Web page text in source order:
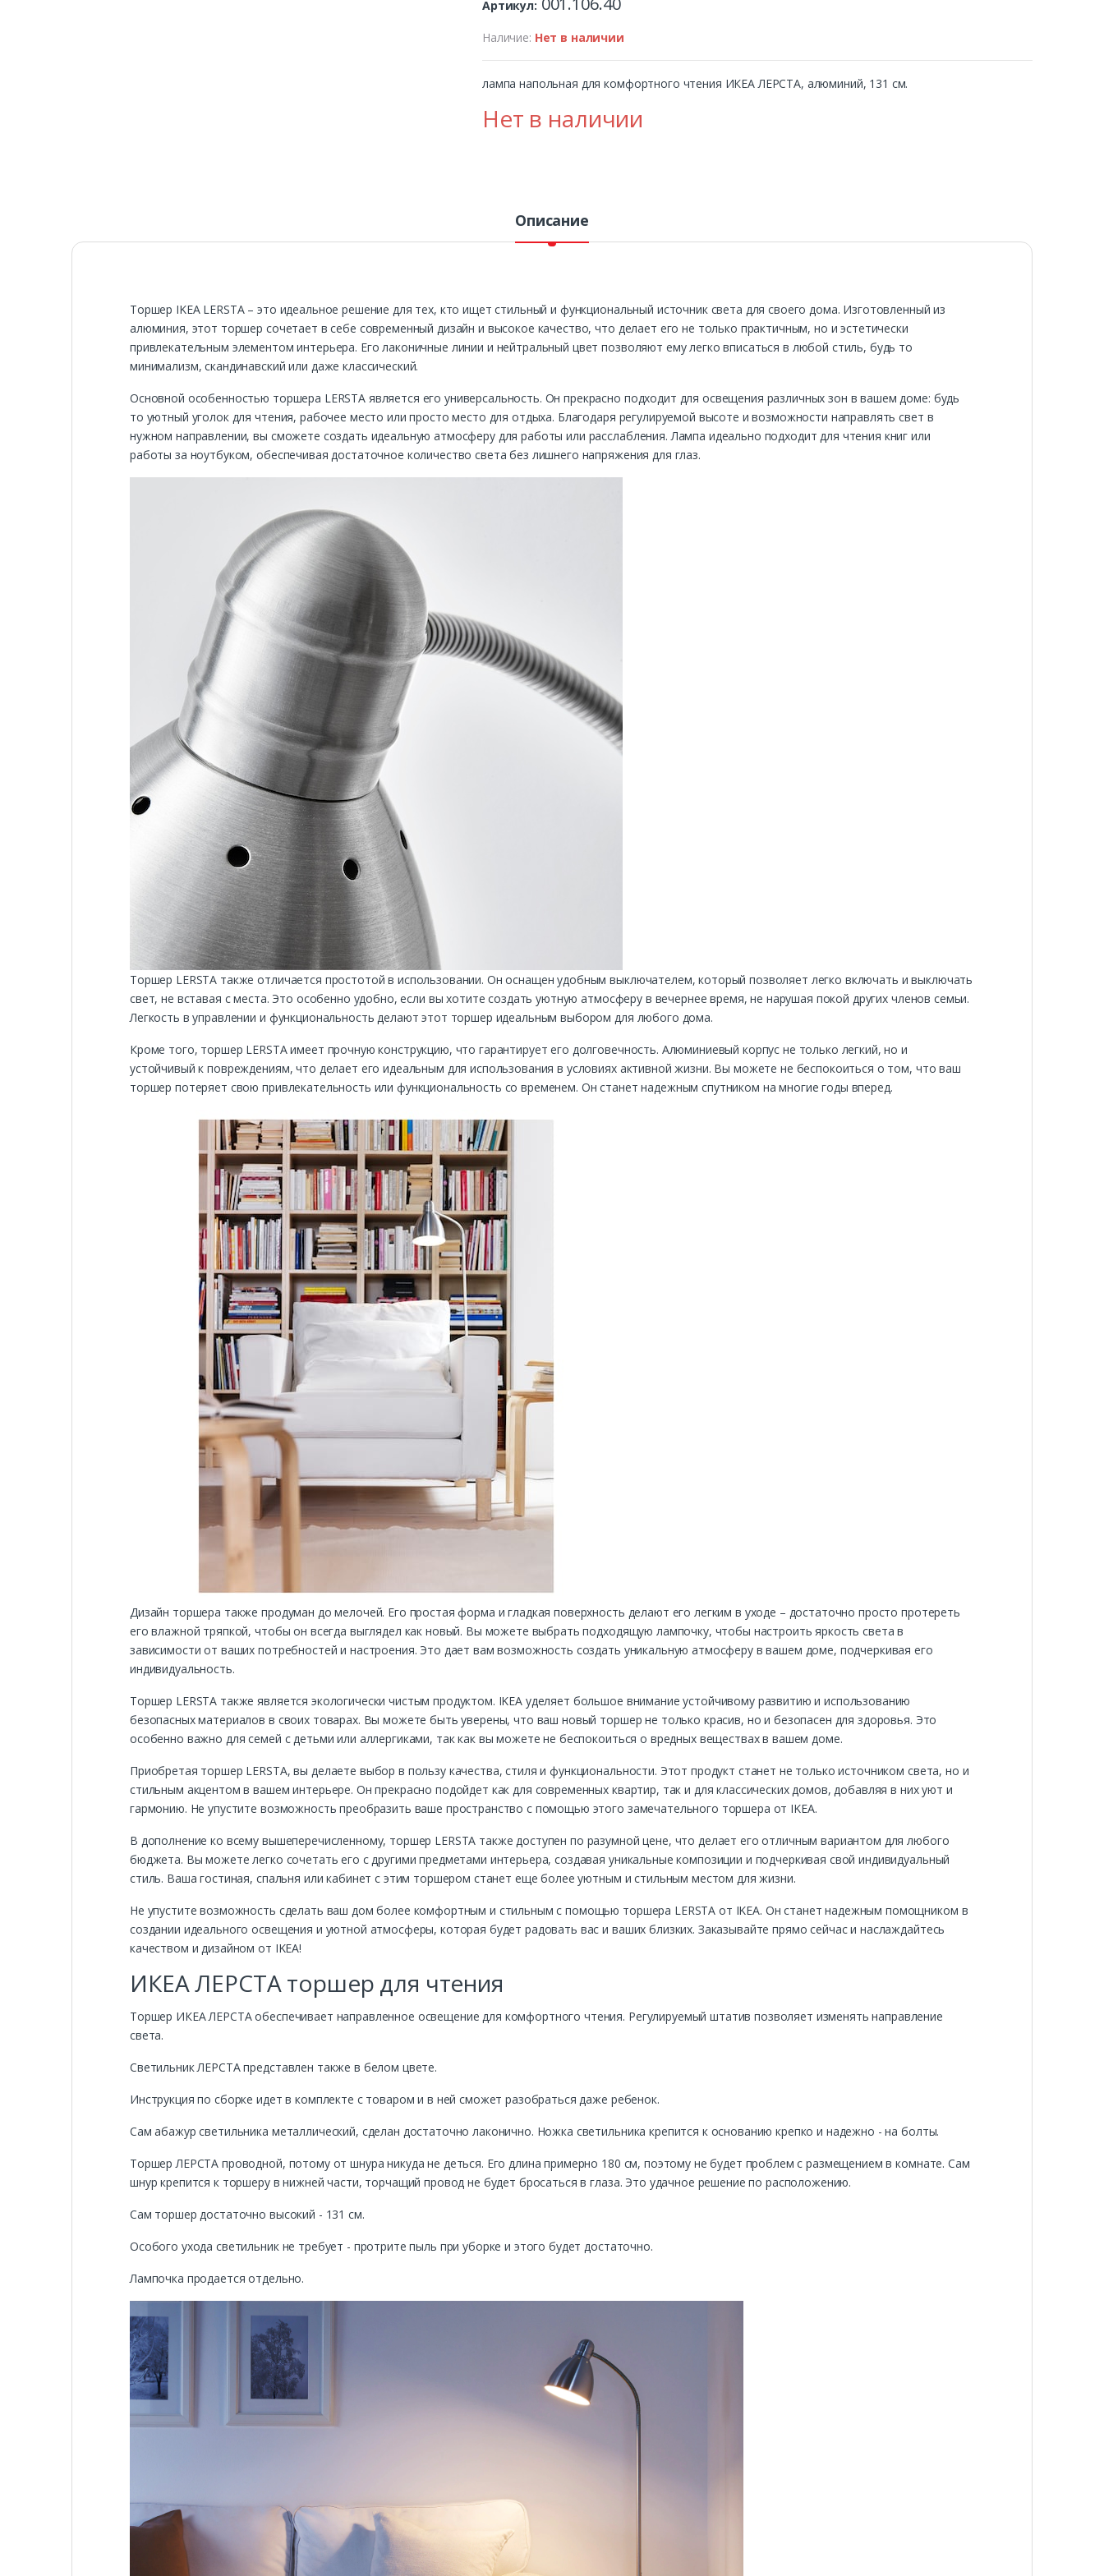
Артикул:
Наличие: Нет в наличии
лампа напольная для комфортного чтения ИКЕА ЛЕРСТА, алюминий, 131 см.
Нет в наличии
Описание
Торшер IKEA LERSTA – это идеальное решение для тех, кто ищет стильный и функциональный источник света для своего дома. Изготовленный из
алюминия, этот торшер сочетает в себе современный дизайн и высокое качество, что делает его не только практичным, но и эстетически
привлекательным элементом интерьера. Его лаконичные линии и нейтральный цвет позволяют ему легко вписаться в любой стиль, будь то
минимализм, скандинавский или даже классический.
Основной особенностью торшера LERSTA является его универсальность. Он прекрасно подходит для освещения различных зон в вашем доме: будь
то уютный уголок для чтения, рабочее место или просто место для отдыха. Благодаря регулируемой высоте и возможности направлять свет в
нужном направлении, вы сможете создать идеальную атмосферу для работы или расслабления. Лампа идеально подходит для чтения книг или
работы за ноутбуком, обеспечивая достаточное количество света без лишнего напряжения для глаз.
Торшер LERSTA также отличается простотой в использовании. Он оснащен удобным выключателем, который позволяет легко включать и выключать
свет, не вставая с места. Это особенно удобно, если вы хотите создать уютную атмосферу в вечернее время, не нарушая покой других членов семьи.
Легкость в управлении и функциональность делают этот торшер идеальным выбором для любого дома.
Кроме того, торшер LERSTA имеет прочную конструкцию, что гарантирует его долговечность. Алюминиевый корпус не только легкий, но и
устойчивый к повреждениям, что делает его идеальным для использования в условиях активной жизни. Вы можете не беспокоиться о том, что ваш
торшер потеряет свою привлекательность или функциональность со временем. Он станет надежным спутником на многие годы вперед.
Дизайн торшера также продуман до мелочей. Его простая форма и гладкая поверхность делают его легким в уходе – достаточно просто протереть
его влажной тряпкой, чтобы он всегда выглядел как новый. Вы можете выбрать подходящую лампочку, чтобы настроить яркость света в
зависимости от ваших потребностей и настроения. Это дает вам возможность создать уникальную атмосферу в вашем доме, подчеркивая его
индивидуальность.
Торшер LERSTA также является экологически чистым продуктом. IKEA уделяет большое внимание устойчивому развитию и использованию
безопасных материалов в своих товарах. Вы можете быть уверены, что ваш новый торшер не только красив, но и безопасен для здоровья. Это
особенно важно для семей с детьми или аллергиками, так как вы можете не беспокоиться о вредных веществах в вашем доме.
Приобретая торшер LERSTA, вы делаете выбор в пользу качества, стиля и функциональности. Этот продукт станет не только источником света, но и
стильным акцентом в вашем интерьере. Он прекрасно подойдет как для современных квартир, так и для классических домов, добавляя в них уют и
гармонию. Не упустите возможность преобразить ваше пространство с помощью этого замечательного торшера от IKEA.
В дополнение ко всему вышеперечисленному, торшер LERSTA также доступен по разумной цене, что делает его отличным вариантом для любого
бюджета. Вы можете легко сочетать его с другими предметами интерьера, создавая уникальные композиции и подчеркивая свой индивидуальный
стиль. Ваша гостиная, спальня или кабинет с этим торшером станет еще более уютным и стильным местом для жизни.
Не упустите возможность сделать ваш дом более комфортным и стильным с помощью торшера LERSTA от IKEA. Он станет надежным помощником в
создании идеального освещения и уютной атмосферы, которая будет радовать вас и ваших близких. Заказывайте прямо сейчас и наслаждайтесь
качеством и дизайном от IKEA!
ИКЕА ЛЕРСТА торшер для чтения
Торшер ИКЕА ЛЕРСТА обеспечивает направленное освещение для комфортного чтения. Регулируемый штатив позволяет изменять направление
света.
Светильник ЛЕРСТА представлен также в белом цвете.
Инструкция по сборке идет в комплекте с товаром и в ней сможет разобраться даже ребенок.
Сам абажур светильника металлический, сделан достаточно лаконично. Ножка светильника крепится к основанию крепко и надежно - на болты.
Торшер ЛЕРСТА проводной, потому от шнура никуда не деться. Его длина примерно 180 см, поэтому не будет проблем с размещением в комнате. Сам
шнур крепится к торшеру в нижней части, торчащий провод не будет бросаться в глаза. Это удачное решение по расположению.
Сам торшер достаточно высокий - 131 см.
Особого ухода светильник не требует - протрите пыль при уборке и этого будет достаточно.
Лампочка продается отдельно.